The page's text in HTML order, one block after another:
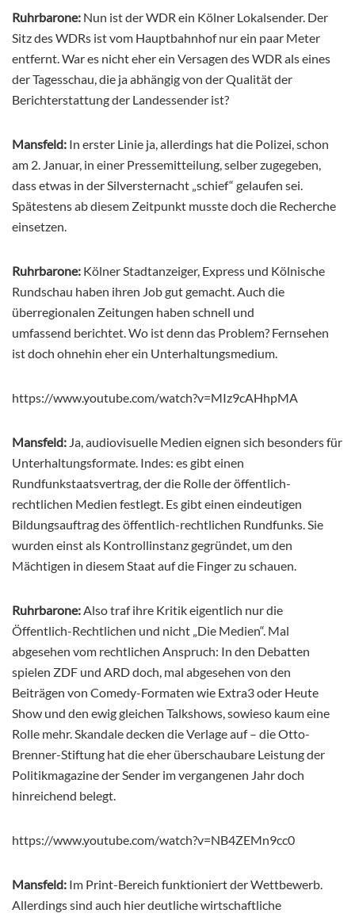
Ruhrbarone: Nun ist der WDR ein Kölner Lokalsender. Der
Sitz des WDRs ist vom Hauptbahnhof nur ein paar Meter
entfernt. War es nicht eher ein Versagen des WDR als eines
der Tagesschau, die ja abhängig von der Qualität der
Berichterstattung der Landessender ist?
Mansfeld: In erster Linie ja, allerdings hat die Polizei, schon
am 2. Januar, in einer Pressemitteilung, selber zugegeben,
dass etwas in der Silversternacht „schief“ gelaufen sei.
Spätestens ab diesem Zeitpunkt musste doch die Recherche
einsetzen.
Ruhrbarone: Kölner Stadtanzeiger, Express und Kölnische
Rundschau haben ihren Job gut gemacht. Auch die
überregionalen Zeitungen haben schnell und
umfassend berichtet. Wo ist denn das Problem? Fernsehen
ist doch ohnehin eher ein Unterhaltungsmedium.
https://www.youtube.com/watch?v=MIz9cAHhpMA
Mansfeld: Ja, audiovisuelle Medien eignen sich besonders für
Unterhaltungsformate. Indes: es gibt einen
Rundfunkstaatsvertrag, der die Rolle der öffentlich-
rechtlichen Medien festlegt. Es gibt einen eindeutigen
Bildungsauftrag des öffentlich-rechtlichen Rundfunks. Sie
wurden einst als Kontrollinstanz gegründet, um den
Mächtigen in diesem Staat auf die Finger zu schauen.
Ruhrbarone:Also traf ihre Kritik eigentlich nur die
Öffentlich-Rechtlichen und nicht „Die Medien“. Mal
abgesehen vom rechtlichen Anspruch: In den Debatten
spielen ZDF und ARD doch, mal abgesehen von den
Beiträgen von Comedy-Formaten wie Extra3 oder Heute
Show und den ewig gleichen Talkshows, sowieso kaum eine
Rolle mehr. Skandale decken die Verlage auf – die Otto-
Brenner-Stiftung hat die eher überschaubare Leistung der
Politikmagazine der Sender im vergangenen Jahr doch
hinreichend belegt.
https://www.youtube.com/watch?v=NB4ZEMn9cc0
Mansfeld: Im Print-Bereich funktioniert der Wettbewerb.
Allerdings sind auch hier deutliche wirtschaftliche